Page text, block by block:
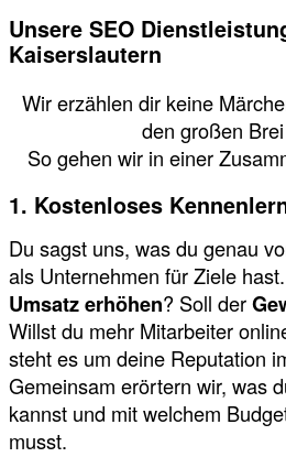
Unsere SEO
Kaiserslautern
Wir erzählen dir keine
den großen
So gehen wir in einer
1. Kostenloses
Du sagst uns, was du genau
als Unternehmen für Ziele
Umsatz erhöhen? Soll der
Willst du mehr Mitarbeiter
steht es um deine Reputation
Gemeinsam erörtern wir, was
kannst und mit welchem
musst.